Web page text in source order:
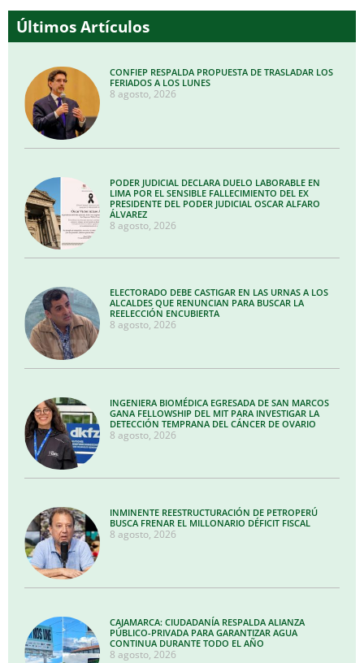
Últimos Artículos
CONFIEP RESPALDA PROPUESTA DE TRASLADAR LOS
FERIADOS A LOS LUNES
8 agosto, 2026
PODER JUDICIAL DECLARA DUELO LABORABLE EN
LIMA POR EL SENSIBLE FALLECIMIENTO DEL EX
PRESIDENTE DEL PODER JUDICIAL OSCAR ALFARO
ÁLVAREZ
8 agosto, 2026
ELECTORADO DEBE CASTIGAR EN LAS URNAS A LOS
ALCALDES QUE RENUNCIAN PARA BUSCAR LA
REELECCIÓN ENCUBIERTA
8 agosto, 2026
INGENIERA BIOMÉDICA EGRESADA DE SAN MARCOS
GANA FELLOWSHIP DEL MIT PARA INVESTIGAR LA
DETECCIÓN TEMPRANA DEL CÁNCER DE OVARIO
8 agosto, 2026
INMINENTE REESTRUCTURACIÓN DE PETROPERÚ
BUSCA FRENAR EL MILLONARIO DÉFICIT FISCAL
8 agosto, 2026
CAJAMARCA: CIUDADANÍA RESPALDA ALIANZA
PÚBLICO-PRIVADA PARA GARANTIZAR AGUA
CONTINUA DURANTE TODO EL AÑO
8 agosto, 2026